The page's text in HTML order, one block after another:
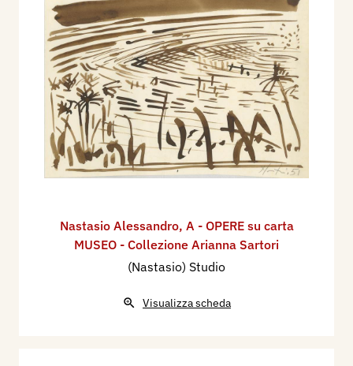
Nastasio Alessandro, A - OPERE su carta
MUSEO - Collezione Arianna Sartori
(Nastasio) Studio
Visualizza scheda